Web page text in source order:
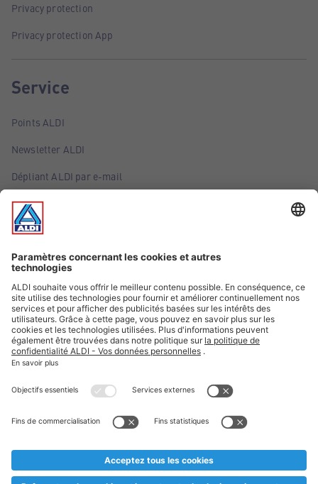
Privacy protection
Privacy protection App
Service
Points ALDI
Newsletter ALDI
Dépliant ALDI par e-mail
Offres
Infos essentielles
Suivez ALDI Belgique
Textes marqués d'un astérisque et mentions légales
* Nous vendons ces articles temporairement et jusqu'à
au cas où, malgré le planning bien étudié, nous serions
prématurément en rupture de stock. Prix Recupel et TVA incl.
** Sur ce site, l’utilisation de la forme masculine a été adoptée